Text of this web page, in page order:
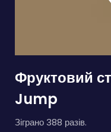
Фруктовий
Jump
Зіграно 388 разів.